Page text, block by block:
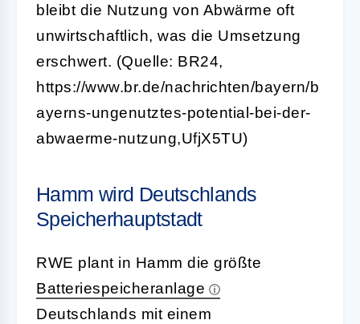
bleibt die Nutzung von Abwärme oft
unwirtschaftlich, was die Umsetzung
erschwert. (Quelle: BR24,
https://www.br.de/nachrichten/bayern/b
ayerns-ungenutztes-potential-bei-der-
abwaerme-nutzung,UfjX5TU)
Hamm wird Deutschlands
Speicherhauptstadt
RWE plant in Hamm die größte
Batteriespeicheranlage
Deutschlands mit einem